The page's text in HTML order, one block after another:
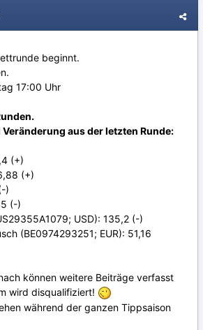
beginnt.
17:00 Uhr
aus der letzten Runde:
(+)
(+)
)
(-)
USD): 135,2 (-)
(BE0974293251; EUR): 51,16
können weitere Beiträge verfasst
wird disqualifiziert!
während der ganzen Tippsaison